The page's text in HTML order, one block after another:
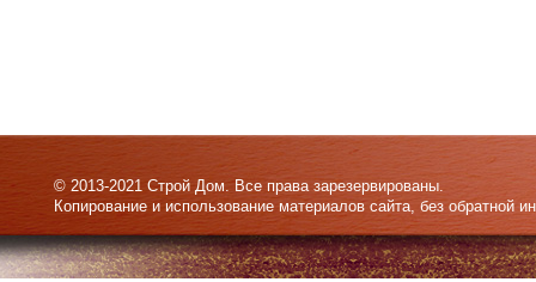
© 2013-2021 Строй Дом. Все права зарезервированы.
Копирование и использование материалов сайта, без обратной